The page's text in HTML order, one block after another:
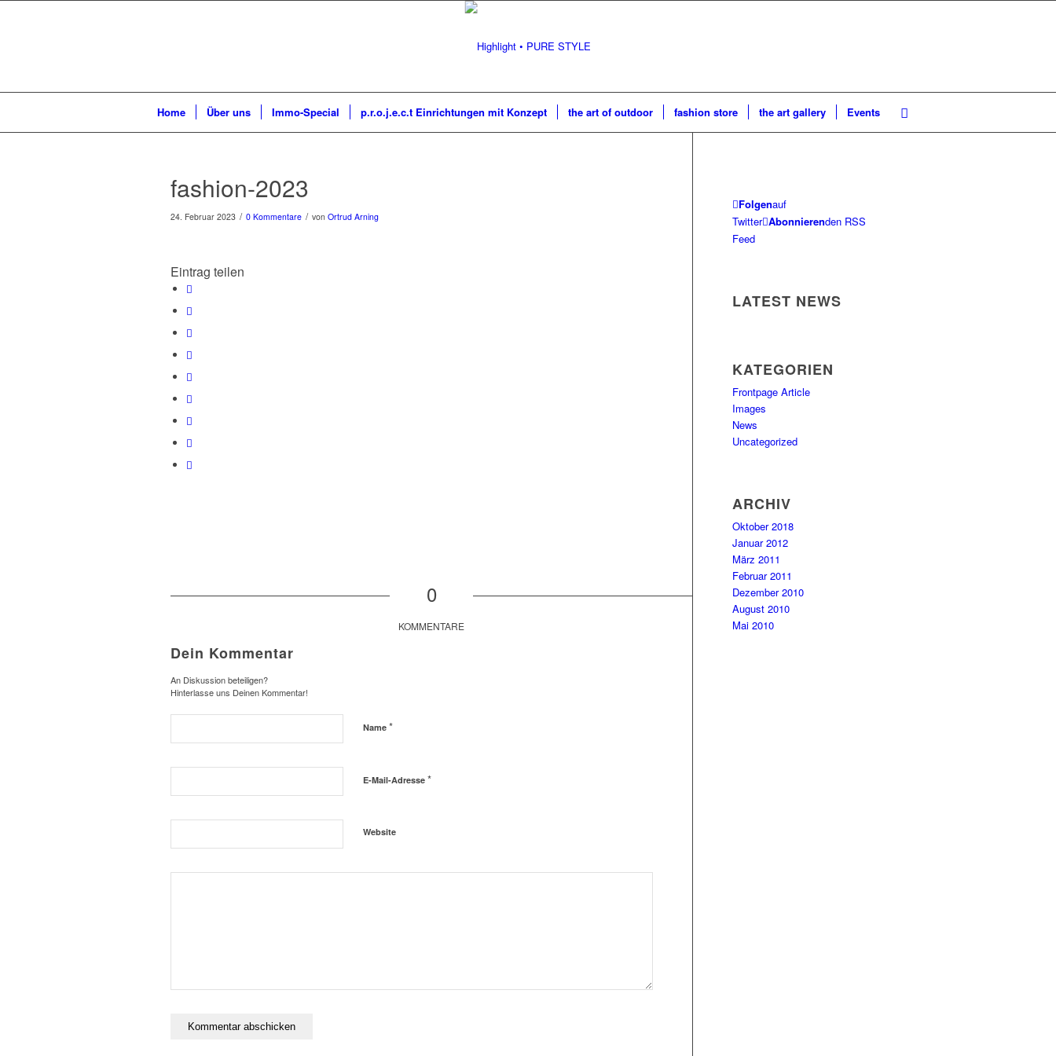
Home Über uns Immo-Special p.r.o.j.e.c.t Einrichtungen mit Konzept the art of outdoor fashion store the art gallery Events
fashion-2023
24. Februar 2023 / 0 Kommentare / von Ortrud Arning
Eintrag teilen
0
KOMMENTARE
Dein Kommentar
An Diskussion beteiligen?
Hinterlasse uns Deinen Kommentar!
Name *
E-Mail-Adresse *
Website
Folgenauf
Twitter Abonnierenden RSS
Feed
LATEST NEWS
KATEGORIEN
Frontpage Article
Images
News
Uncategorized
ARCHIV
Oktober 2018
Januar 2012
März 2011
Februar 2011
Dezember 2010
August 2010
Mai 2010